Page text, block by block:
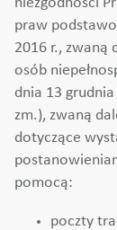
niezgodności
praw
2016 r., zwaną
osób
dnia 13
zm.), zwaną
dotyczące
pomocą:
poczty